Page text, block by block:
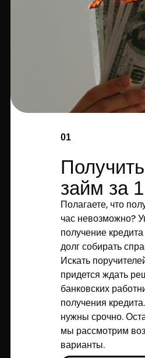
01
Получить
займ за
Полагаете, что
час невозможно?
получение
долг собирать
Искать
придется ждать
банковских
получения
нужны срочно.
мы рассмотрим
варианты.